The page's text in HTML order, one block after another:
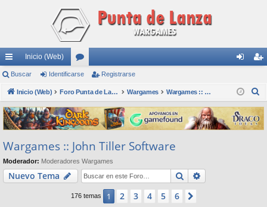
nl
ac
es
rá
pi
do
s
Inicio (Web)
or
os nti
fic
ar
ist
ra
rs
Buscar Identificarse Registrarse
Inicio (Web) Foro Punta de Lanza Wargames Wargames Wargames :: John Tiller Software
s
c
Wargames :: John Tiller Software
Moderador: Moderadores Wargames
Nuevo Tema Buscar
176 temas 1 2 3 4 5 6